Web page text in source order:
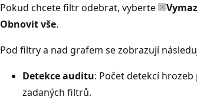
Pokud chcete filtr odebrat, vyberte
Obnovit vše.
Pod filtry a nad grafem se zobrazují
Detekce auditu: Počet detekcí hrozeb
zadaných filtrů.